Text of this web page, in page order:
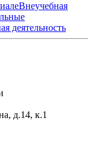
Внеучебная
деятельность
д.14, к.1